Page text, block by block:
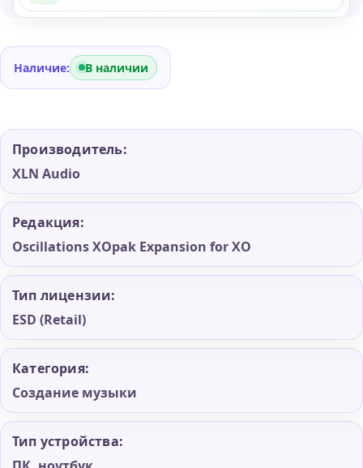
Наличие: В наличии
Производитель:
XLN Audio
Редакция:
Oscillations XOpak Expansion for XO
Тип лицензии:
ESD (Retail)
Категория:
Создание музыки
Тип устройства: